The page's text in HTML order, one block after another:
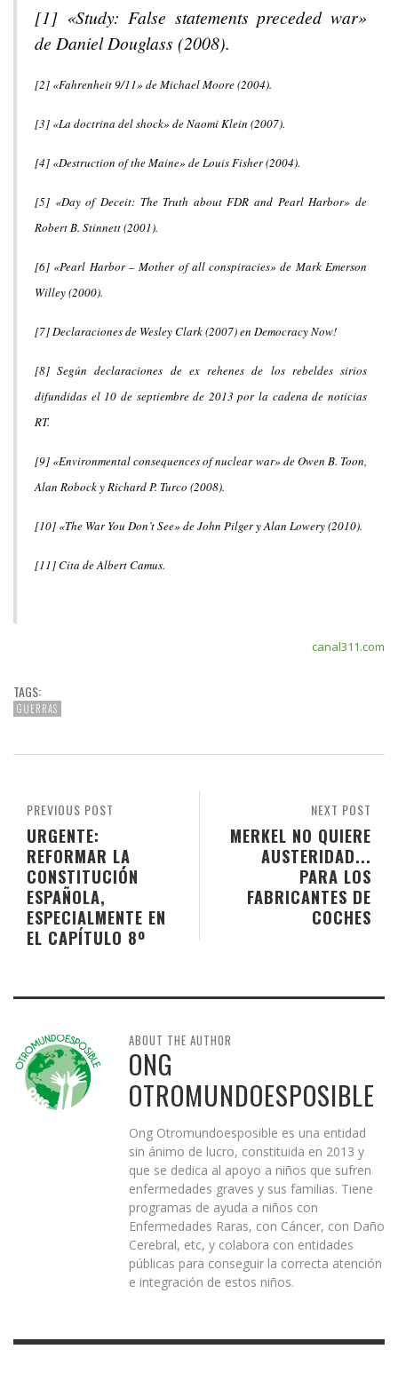
[1] «Study: False statements preceded war»
de Daniel Douglass (2008).
[2] «Fahrenheit 9/11» de Michael Moore (2004).
[3] «La doctrina del shock» de Naomi Klein (2007).
[4] «Destruction of the Maine» de Louis Fisher (2004).
[5] «Day of Deceit: The Truth about FDR and Pearl Harbor» de
Robert B. Stinnett (2001).
[6] «Pearl Harbor – Mother of all conspiracies» de Mark Emerson
Willey (2000).
[7] Declaraciones de Wesley Clark (2007) en Democracy Now!
[8] Según declaraciones de ex rehenes de los rebeldes sirios
difundidas el 10 de septiembre de 2013 por la cadena de noticias
RT.
[9] «Environmental consequences of nuclear war» de Owen B. Toon,
Alan Robock y Richard P. Turco (2008).
[10] «The War You Don’t See» de John Pilger y Alan Lowery (2010).
[11] Cita de Albert Camus.
canal311.com
TAGS:
GUERRAS
NEXT POST
MERKEL NO QUIERE
AUSTERIDAD...
PARA LOS
FABRICANTES DE
COCHES
PREVIOUS POST
URGENTE:
REFORMAR LA
CONSTITUCIÓN
ESPAÑOLA,
ESPECIALMENTE EN
EL CAPÍTULO 8º
ABOUT THE AUTHOR
ONG
OTROMUNDOESPOSIBLE
Ong Otromundoesposible es una entidad
sin ánimo de lucro, constituida en 2013 y
que se dedica al apoyo a niños que sufren
enfermedades graves y sus familias. Tiene
programas de ayuda a niños con
Enfermedades Raras, con Cáncer, con Daño
Cerebral, etc, y colabora con entidades
públicas para conseguir la correcta atención
e integración de estos niños.